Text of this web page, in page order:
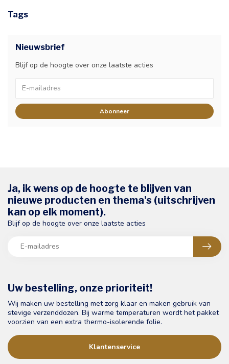
Tags
Nieuwsbrief
Blijf op de hoogte over onze laatste acties
Abonneer
Uw bestelling, onze prioriteit!
Wij maken uw bestelling met zorg klaar en maken gebruik van
stevige verzenddozen. Bij warme temperaturen wordt het pakket
voorzien van een extra thermo-isolerende folie.
Klantenservice
Ja, ik wens op de hoogte te blijven van
nieuwe producten en thema's (uitschrijven
kan op elk moment).
Blijf op de hoogte over onze laatste acties